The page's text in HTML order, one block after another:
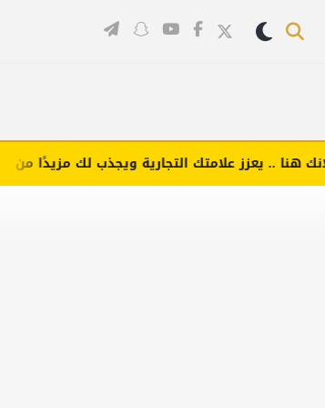
.. يعزز علامتك التجارية ويجذب لك مزيدًا من